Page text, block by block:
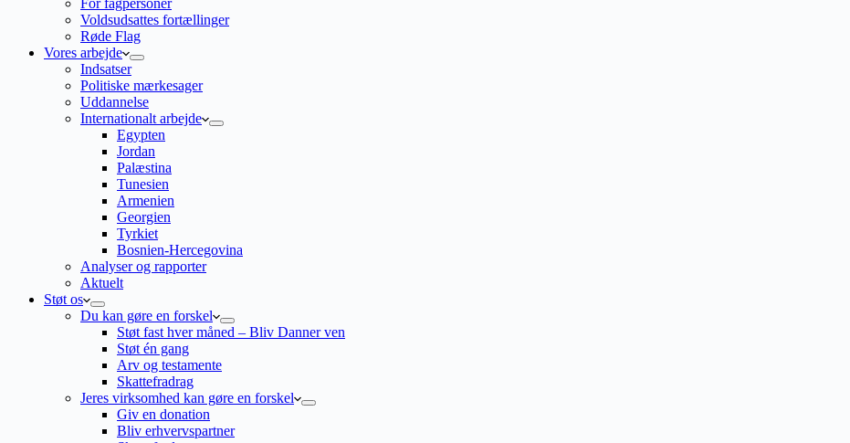
For fagpersoner
Voldsudsattes fortællinger
Røde Flag
Vores arbejde
Indsatser
Politiske mærkesager
Uddannelse
Internationalt arbejde
Egypten
Jordan
Palæstina
Tunesien
Armenien
Georgien
Tyrkiet
Bosnien-Hercegovina
Analyser og rapporter
Aktuelt
Støt os
Du kan gøre en forskel
Støt fast hver måned – Bliv Danner ven
Støt én gang
Arv og testamente
Skattefradrag
Jeres virksomhed kan gøre en forskel
Giv en donation
Bliv erhvervspartner